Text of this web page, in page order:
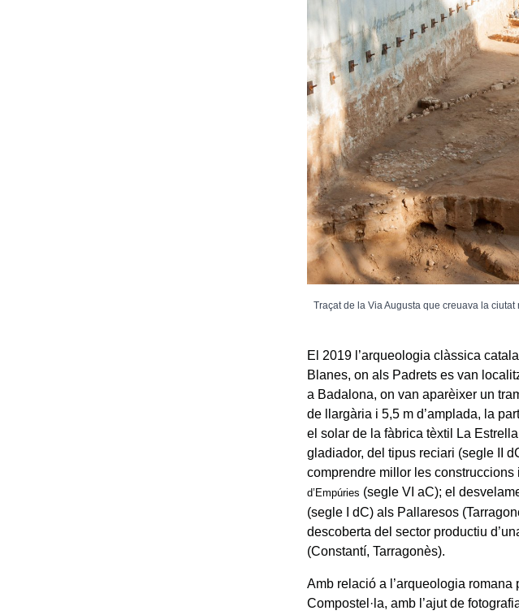
Traçat de la Via Augusta que creuava la
El 2019 l’arqueologia clàssica
Blanes, on als Padrets es van
a Badalona, on van aparèixer un
de llargària i 5,5 m d’amplada, la
el solar de la fàbrica tèxtil La
gladiador, del tipus reciari (segle II
comprendre millor les
d’Empúries (segle VI aC); el
(segle I dC) als Pallaresos
descoberta del sector productiu
(Constantí, Tarragonès).
Amb relació a l’arqueologia
Compostel·la, amb l’ajut de